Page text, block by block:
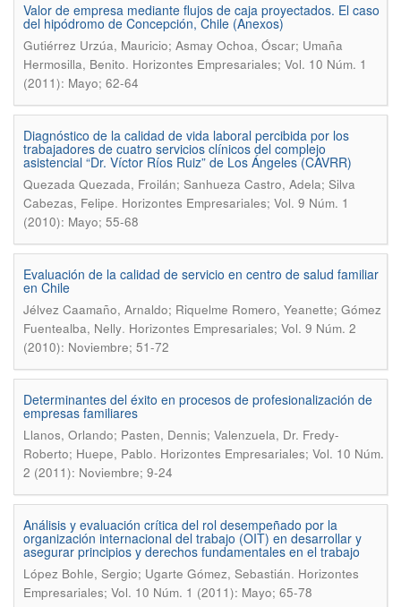
Valor de empresa mediante flujos de caja proyectados. El caso
del hipódromo de Concepción, Chile (Anexos)
Gutiérrez Urzúa, Mauricio; Asmay Ochoa, Óscar; Umaña
Hermosilla, Benito. Horizontes Empresariales; Vol. 10 Núm. 1
(2011): Mayo; 62-64
Diagnóstico de la calidad de vida laboral percibida por los
trabajadores de cuatro servicios clínicos del complejo
asistencial “Dr. Víctor Ríos Ruiz” de Los Ángeles (CAVRR)
Quezada Quezada, Froilán; Sanhueza Castro, Adela; Silva
Cabezas, Felipe. Horizontes Empresariales; Vol. 9 Núm. 1
(2010): Mayo; 55-68
Evaluación de la calidad de servicio en centro de salud familiar
en Chile
Jélvez Caamaño, Arnaldo; Riquelme Romero, Yeanette; Gómez
Fuentealba, Nelly. Horizontes Empresariales; Vol. 9 Núm. 2
(2010): Noviembre; 51-72
Determinantes del éxito en procesos de profesionalización de
empresas familiares
Llanos, Orlando; Pasten, Dennis; Valenzuela, Dr. Fredy-
Roberto; Huepe, Pablo. Horizontes Empresariales; Vol. 10 Núm.
2 (2011): Noviembre; 9-24
Análisis y evaluación crítica del rol desempeñado por la
organización internacional del trabajo (OIT) en desarrollar y
asegurar principios y derechos fundamentales en el trabajo
López Bohle, Sergio; Ugarte Gómez, Sebastián. Horizontes
Empresariales; Vol. 10 Núm. 1 (2011): Mayo; 65-78